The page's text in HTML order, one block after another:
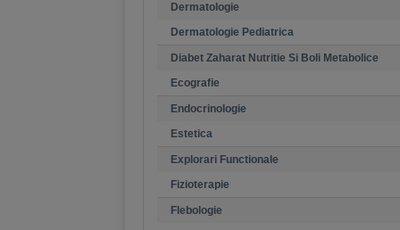
Dermatologie
Dermatologie Pediatrica
Diabet Zaharat Nutritie Si Boli Metabolice
Ecografie
Endocrinologie
Estetica
Explorari Functionale
Fizioterapie
Flebologie